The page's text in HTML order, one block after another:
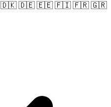
🇩🇪 🇪🇪 🇫🇮 🇫🇷 🇬🇷